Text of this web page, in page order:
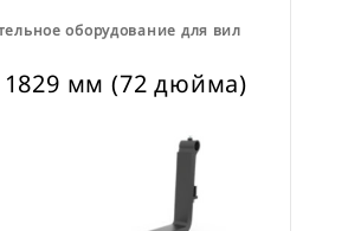
оборудование для вил
мм (72 дюйма)